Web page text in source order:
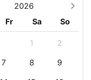
2026
Fr Sa So
1
2
7 8
9